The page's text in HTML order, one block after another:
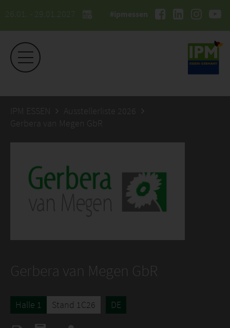
26.01. - 29.01.2027 #ipmessen
IPM ESSEN
Ausstellerliste 2026
Gerbera van Megen GbR
Gerbera van Megen GbR
Halle 1 Stand 1C26 DE